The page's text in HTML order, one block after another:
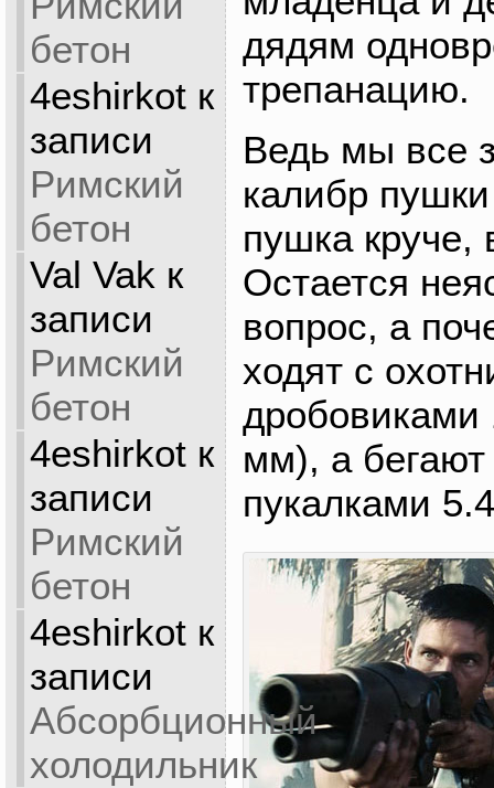
бетон
4eshirkotк
записи
Римский
бетон
Val Vak к
записи
Римский
бетон
4eshirkotк
записи
Римский
бетон
4eshirkotк
записи
Абсорбционный
холодильник
дядям
трепанацию.
Ведь мы все
калибр
пушка круче,
Остается
вопрос, а
ходят с
дробовиками
мм), а бегают
пукалками